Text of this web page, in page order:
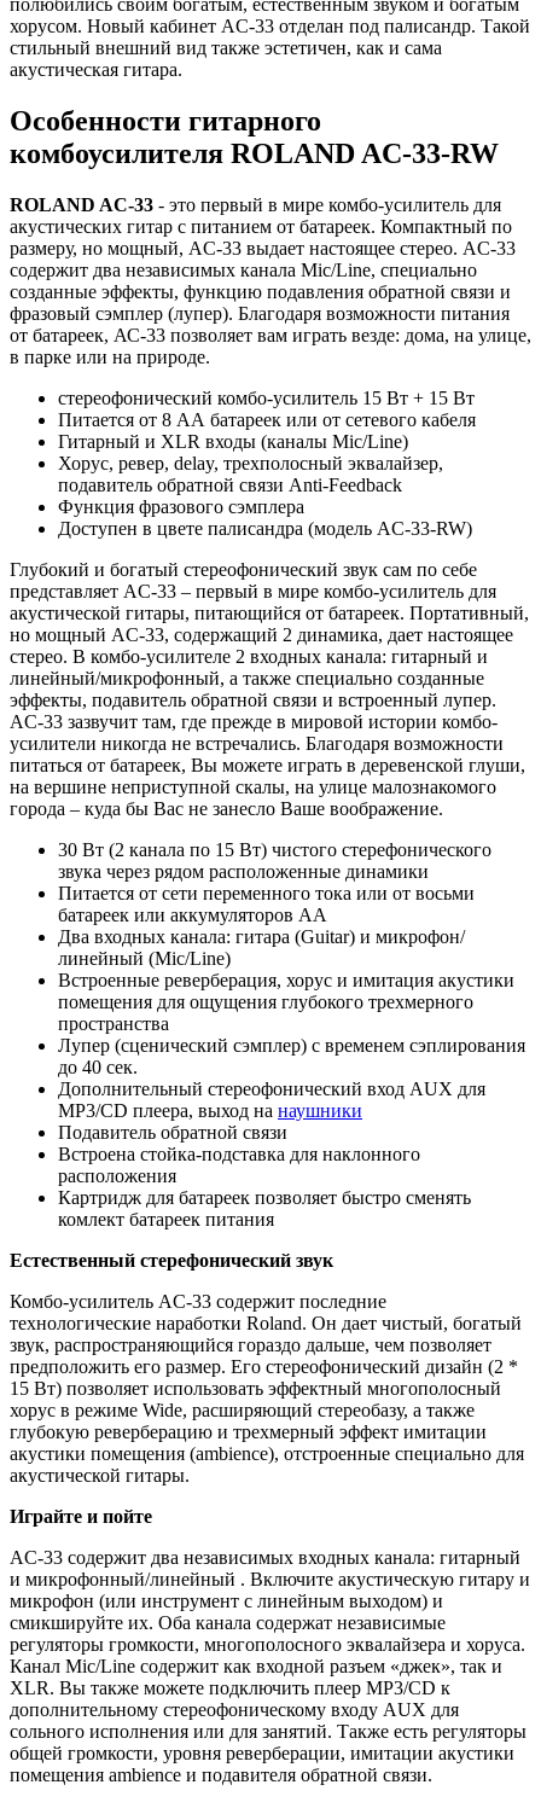
полюбились своим богатым, естественным звуком и богатым
хорусом. Новый кабинет AC-33 отделан под палисандр. Такой
стильный внешний вид также эстетичен, как и сама
акустическая гитара.
Особенности гитарного
комбоусилителя ROLAND AC-33-RW
ROLAND AC-33 - это первый в мире комбо-усилитель для
акустических гитар с питанием от батареек. Компактный по
размеру, но мощный, AC-33 выдает настоящее стерео. AC-33
содержит два независимых канала Mic/Line, специально
созданные эффекты, функцию подавления обратной связи и
фразовый сэмплер (лупер). Благодаря возможности питания
от батареек, АС-33 позволяет вам играть везде: дома, на улице,
в парке или на природе.
стереофонический комбо-усилитель 15 Вт + 15 Вт
Питается от 8 АА батареек или от сетевого кабеля
Гитарный и XLR входы (каналы Mic/Line)
Хорус, ревер, delay, трехполосный эквалайзер,
подавитель обратной связи Anti-Feedback
Функция фразового сэмплера
Доступен в цвете палисандра (модель AC-33-RW)
Глубокий и богатый стереофонический звук сам по себе
представляет AC-33 – первый в мире комбо-усилитель для
акустической гитары, питающийся от батареек. Портативный,
но мощный AC-33, содержащий 2 динамика, дает настоящее
стерео. В комбо-усилителе 2 входных канала: гитарный и
линейный/микрофонный, а также специально созданные
эффекты, подавитель обратной связи и встроенный лупер.
AC-33 зазвучит там, где прежде в мировой истории комбо-
усилители никогда не встречались. Благодаря возможности
питаться от батареек, Вы можете играть в деревенской глуши,
на вершине неприступной скалы, на улице малознакомого
города – куда бы Вас не занесло Ваше воображение.
30 Вт (2 канала по 15 Вт) чистого стерефонического
звука через рядом расположенные динамики
Питается от сети переменного тока или от восьми
батареек или аккумуляторов АА
Два входных канала: гитара (Guitar) и микрофон/
линейный (Mic/Line)
Встроенные реверберация, хорус и имитация акустики
помещения для ощущения глубокого трехмерного
пространства
Лупер (сценический сэмплер) с временем сэплирования
до 40 сек.
Дополнительный стереофонический вход AUX для
MP3/CD плеера, выход на наушники
Подавитель обратной связи
Встроена стойка-подставка для наклонного
расположения
Картридж для батареек позволяет быстро сменять
комлект батареек питания
Естественный стерефонический звук
Комбо-усилитель AC-33 содержит последние
технологические наработки Roland. Он дает чистый, богатый
звук, распространяющийся гораздо дальше, чем позволяет
предположить его размер. Его стереофонический дизайн (2 *
15 Вт) позволяет использовать эффектный многополосный
хорус в режиме Wide, расширяющий стереобазу, а также
глубокую реверберацию и трехмерный эффект имитации
акустики помещения (ambience), отстроенные специально для
акустической гитары.
Играйте и пойте
AC-33 содержит два независимых входных канала: гитарный
и микрофонный/линейный . Включите акустическую гитару и
микрофон (или инструмент с линейным выходом) и
смикшируйте их. Оба канала содержат независимые
регуляторы громкости, многополосного эквалайзера и хоруса.
Канал Mic/Line содержит как входной разъем «джек», так и
XLR. Вы также можете подключить плеер MP3/CD к
дополнительному стереофоническому входу AUX для
сольного исполнения или для занятий. Также есть регуляторы
общей громкости, уровня реверберации, имитации акустики
помещения ambience и подавителя обратной связи.